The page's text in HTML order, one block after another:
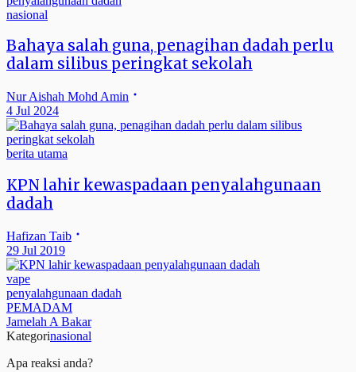
nasional
Bahaya salah guna, penagihan dadah perlu
dalam silibus peringkat sekolah
Nur Aishah Mohd Amin
4 Jul 2024
berita utama
KPN lahir kewaspadaan penyalahgunaan
dadah
Hafizan Taib
29 Jul 2019
vape
penyalahgunaan dadah
PEMADAM
Jamelah A Bakar
Kategorinasional
Apa reaksi anda?